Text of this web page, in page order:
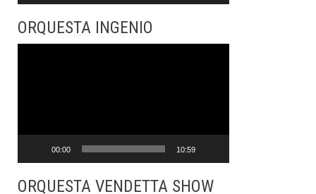
ORQUESTA INGENIO
00:00 10:59
ORQUESTA VENDETTA SHOW